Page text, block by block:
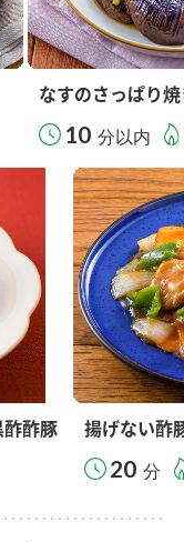
なすのさっぱり
10 分以内
酢酢豚 揚げない酢
20 分